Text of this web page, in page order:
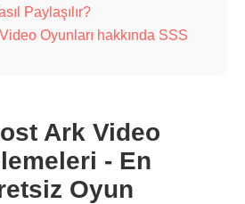
Paylaşılır?
Oyunları hakkında SSS
Ark Video
- En
Oyun